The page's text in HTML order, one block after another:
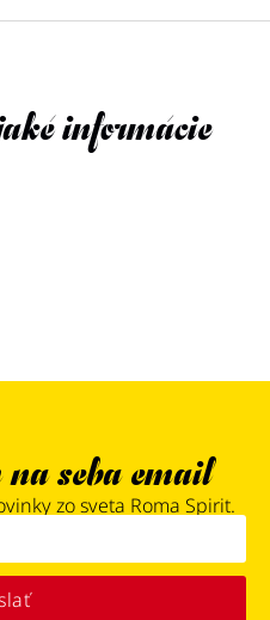
informácie
seba email
zo sveta Roma Spirit.